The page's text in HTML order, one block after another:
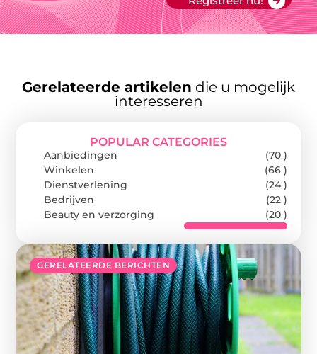
Gerelateerde artikelen die u mogelijk
interesseren
GERELATEERDE BERICHTEN
POPULAR CATEGORIES
Aanbiedingen
(70 )
Winkelen
(66 )
Dienstverlening
(24 )
Bedrijven
(22 )
Beauty en verzorging
(20 )